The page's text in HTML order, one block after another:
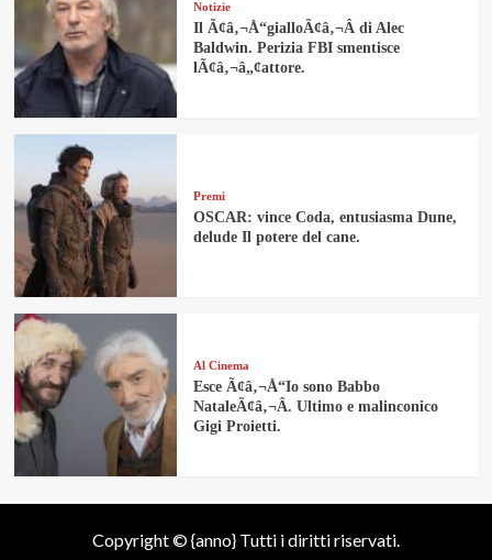
Notizie
Il Ã¢â‚¬Å“gialloÃ¢â‚¬Â di Alec
Baldwin. Perizia FBI smentisce
lÃ¢â‚¬â„¢attore.
Premi
OSCAR: vince Coda, entusiasma Dune,
delude Il potere del cane.
Al Cinema
Esce Ã¢â‚¬Å“Io sono Babbo
NataleÃ¢â‚¬Â. Ultimo e malinconico
Gigi Proietti.
Copyright © {anno} Tutti i diritti riservati.